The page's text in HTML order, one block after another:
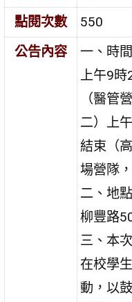
點閱次數
550
公告內容
一、時
上午9時
（醫管
二）上
結束（
場營隊
二、地
柳豐路
三、本
在校學
動，以